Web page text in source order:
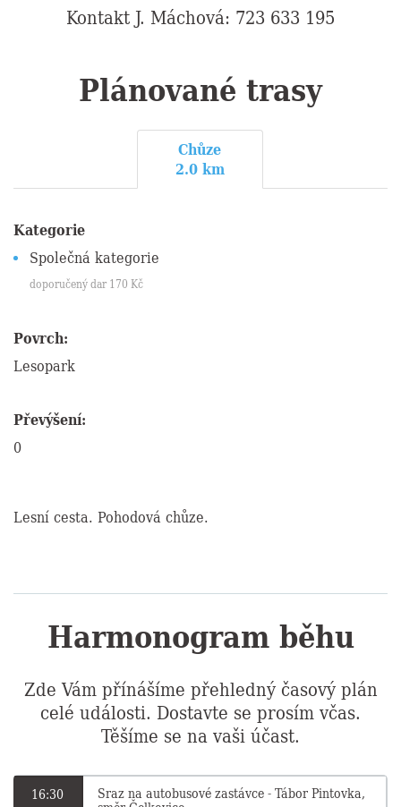
Kontakt J. Máchová: 723 633 195
Plánované trasy
Chůze
2.0 km
Kategorie
Společná kategorie
doporučený dar 170 Kč
Povrch:
Lesopark
Převýšení:
0
Lesní cesta. Pohodová chůze.
Harmonogram běhu
Zde Vám přínášíme přehledný časový plán
celé události. Dostavte se prosím včas.
Těšíme se na vaši účast.
16:30 Sraz na autobusové zastávce - Tábor Pintovka,